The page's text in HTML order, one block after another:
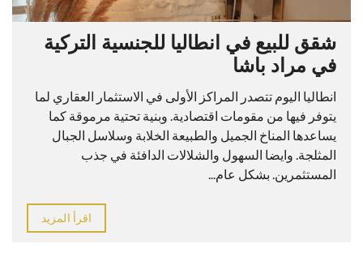
شقق للبيع في انطاليا للجنسية التركية
في مراد باشا
انطاليا اليوم تتصدر المراكز الأولى في الاستثمار العقاري لما
يتوفر فيها من مقومات اقتصادية. وبنية تحتية مرموقة كما
يساعدها المناخ الجميل والطبيعة الخلابة وسلاسل الجبال
المثلجة. وايضا السهول والشلالات الدافئة في جذب
المستثمرين. بشكل عام...
اقرأ المزيد